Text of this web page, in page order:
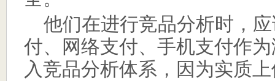
他们在进行竞品分析时，
付、网络支付、手机支付作
入竞品分析体系，因为实质